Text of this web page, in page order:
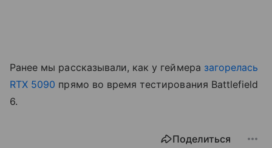
Ранее мы рассказывали, как у геймера загорелась
RTX 5090 прямо во время тестирования Battlefield
6.
Поделиться